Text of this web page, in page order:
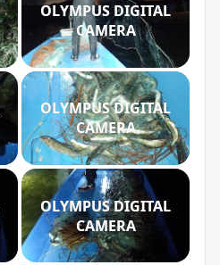
OLYMPUS DIGITAL
CAMERA
OLYMPUS DIGITAL
CAMERA
OLYMPUS DIGITAL
CAMERA